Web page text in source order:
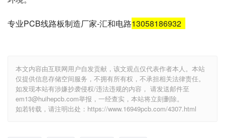
专业PCB线路板制造厂家-汇和电路13058186932
本文内容由互联网用户自发贡献，该文观点仅代表作者本人。本站
仅提供信息存储空间服务，不拥有所有权，不承担相关法律责任。
如发现本站有涉嫌抄袭侵权/违法违规的内容， 请发送邮件至
em13@huihepcb.com举报，一经查实，本站将立刻删除。
如若转载，请注明出处：https://www.16949pcb.com/4307.html